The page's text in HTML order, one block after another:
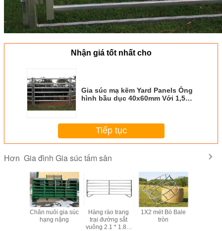
Nhận giá tốt nhất cho
Gia súc mạ kẽm Yard Panels Ống
hình bầu dục 40x60mm Với 1,5
Tiếp tục
Hơn Gia đình Gia súc tấm sân
Chăn nuôi gia súc
hạng nặng
Hàng rào trang
trại đường sắt
vuông 2.1 * 1.8m
1X2 mét Bò Bale
tròn